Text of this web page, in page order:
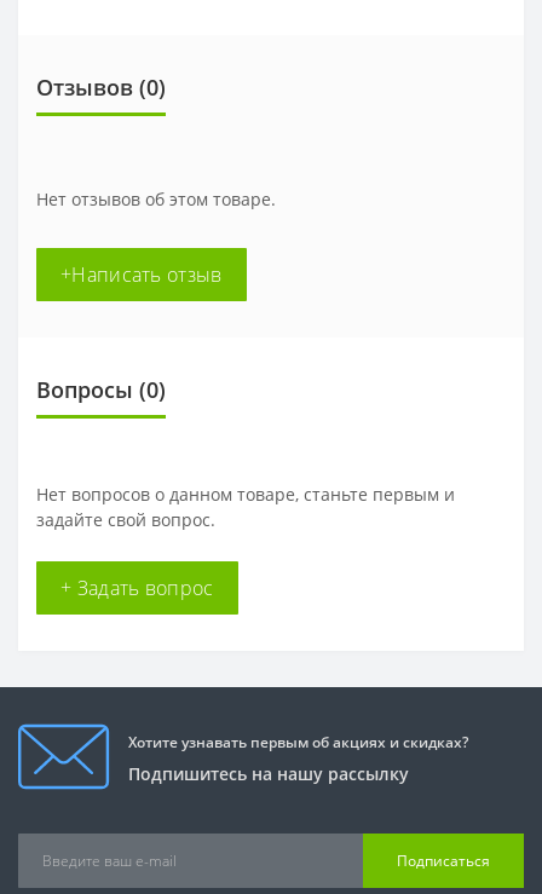
Отзывов (0)
Нет отзывов об этом товаре.
+Написать отзыв
Вопросы (0)
Нет вопросов о данном товаре, станьте первым и
задайте свой вопрос.
+ Задать вопрос
Хотите узнавать первым об акциях и скидках?
Подпишитесь на нашу рассылку
Подписаться